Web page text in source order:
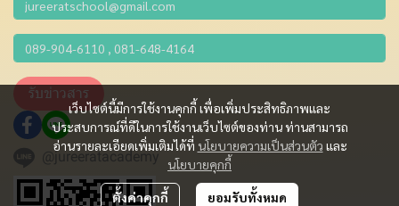
เว็บไซต์นี้มีการใช้งานคุกกี้ เพื่อเพิ่มประสิทธิภาพและ
ประสบการณ์ที่ดีในการใช้งานเว็บไซต์ของท่าน ท่านสามารถ
อ่านรายละเอียดเพิ่มเติมได้ที่ นโยบายความเป็นส่วนตัว และ
นโยบายคุกกี้
ตั้งค่าคุกกี้ ยอมรับทั้งหมด
รับข่าวสาร
@jureeratacademy